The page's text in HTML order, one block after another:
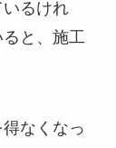
るけれ
と、施工
なくなっ